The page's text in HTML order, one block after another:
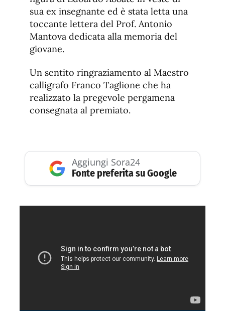
sua ex insegnante ed è stata letta una
toccante lettera del Prof. Antonio
Mantova dedicata alla memoria del
giovane.
Un sentito ringraziamento al Maestro
calligrafo Franco Taglione che ha
realizzato la pregevole pergamena
consegnata al premiato.
Aggiungi Sora24
Fonte preferita su Google